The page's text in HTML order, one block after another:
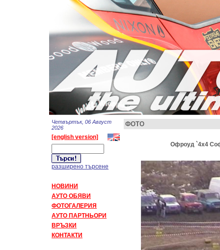
Четвъртък, 06 Август
2026
[english version]
разширено търсене
НОВИНИ
АУТО ОБЯВИ
ФОТОГАЛЕРИЯ
АУТО ПАРТНЬОРИ
ВРЪЗКИ
КОНТАКТИ
ФОТО
Офроуд `4x4